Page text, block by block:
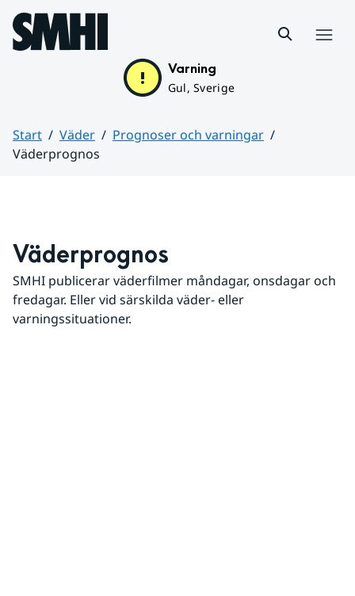
Hoppa till sidans innehåll
Varning
Gul, Sverige
Start Väder
Prognoser och varningar
Väderprognos
Väderprognos
SMHI publicerar väderfilmer måndagar, onsdagar och
fredagar. Eller vid särskilda väder- eller
varningssituationer.